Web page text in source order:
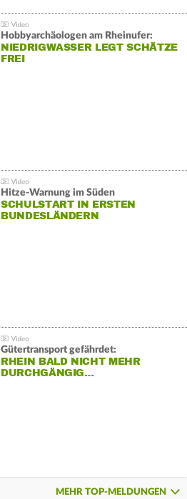
Hobbyarchäologen am Rheinufer:
NIEDRIGWASSER LEGT SCHÄTZE
FREI
Hitze-Warnung im Süden
SCHULSTART IN ERSTEN
BUNDESLÄNDERN
Gütertransport gefährdet:
RHEIN BALD NICHT MEHR
DURCHGÄNGIG…
MEHR TOP-MELDUNGEN